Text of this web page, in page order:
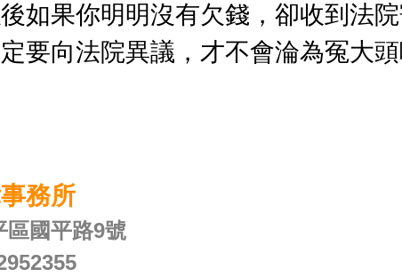
如果你明明沒有欠錢，卻收到法院
要向法院異議，才不會淪為冤大頭
務所
區國平路9號